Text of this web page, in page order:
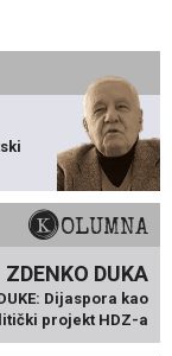
KOLUMNA
ZDENKO DUKA
Dijaspora kao
projekt HDZ-a